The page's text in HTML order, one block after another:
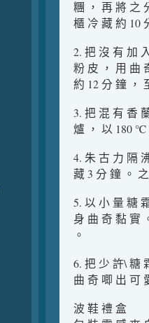
糰 ， 再 將 之
櫃 冷 藏 約 10
2. 把 沒 有 加
粉 皮 ， 用 曲
約 12 分 鐘 ，
3. 把 混 有 香
爐 ， 以 180 ℃
4. 朱 古 力 隔
藏 3 分 鐘 。
5. 以 小 量 糖
身 曲 奇 黏 實
。
6. 把 少 許\ 糖
曲 奇 唧 出 可
波 鞋 禮 盒